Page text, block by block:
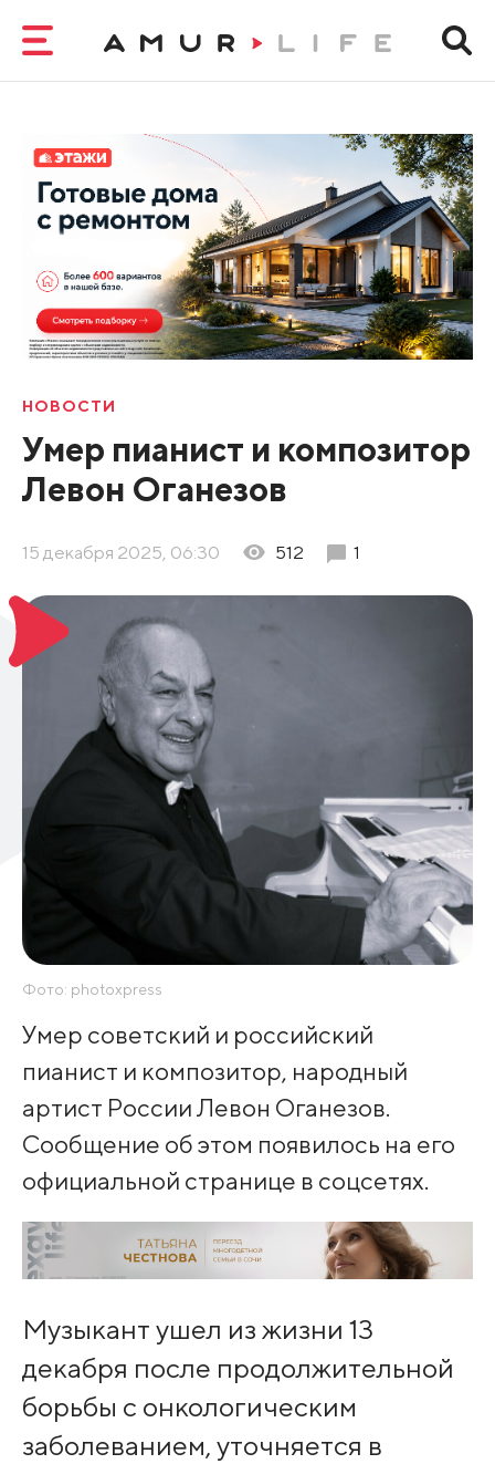
НОВОСТИ
Умер пианист и композитор
Левон Оганезов
15 декабря 2025, 06:30 512 1
Фото: photoxpress
Умер советский и российский
пианист и композитор, народный
артист России Левон Оганезов.
Сообщение об этом появилось на его
официальной странице в соцсетях.
Музыкант ушел из жизни 13
декабря после продолжительной
борьбы с онкологическим
заболеванием, уточняется в